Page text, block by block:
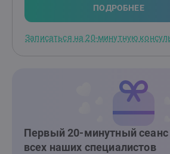
ПОДРОБНЕЕ
Записаться на 20-минутную
Первый 20-минутный сеанс
всех наших специалистов